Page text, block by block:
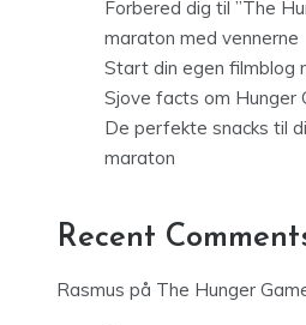
Forbered dig til ”The
maraton med vennerne
Start din egen filmblog
Sjove facts om Hunger
De perfekte snacks til
maraton
Recent
Rasmus på The Hunger